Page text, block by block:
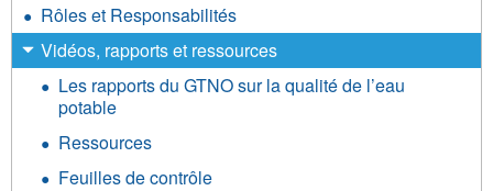
Rôles et Responsabilités
Vidéos, rapports et ressources
Les rapports du GTNO sur la qualité de l’eau
potable
Ressources
Feuilles de contrôle